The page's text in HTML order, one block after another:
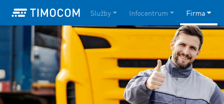
Služby Infocentrum Firma